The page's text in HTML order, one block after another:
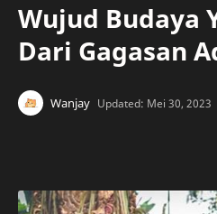
Wujud Budaya
Dari Gagasan